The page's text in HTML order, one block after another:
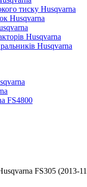
тиску Husqvarna
Husqvarna
Husqvarna
Husqvarna
FS4800
FS305 (2013-